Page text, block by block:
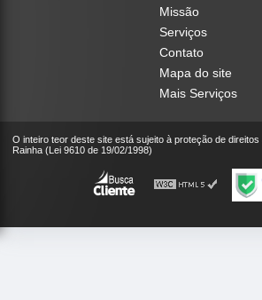
Missão
Serviços
Contato
Mapa do site
Mais Serviços
O inteiro teor deste site está sujeito à proteção de
Rainha (Lei 9610 de 19/02/1998)